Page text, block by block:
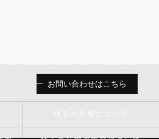
お問い合わせはこちら